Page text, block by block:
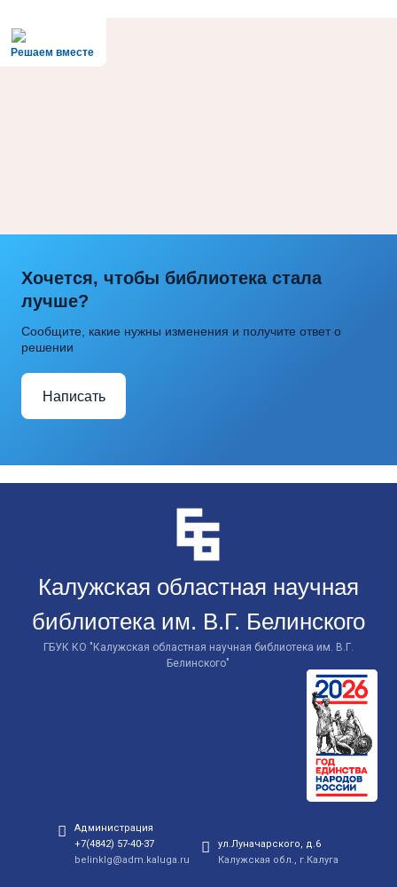
Решаем вместе
Хочется, чтобы библиотека стала
лучше?
Сообщите, какие нужны изменения и получите ответ о
решении
Написать
Калужская областная научная
библиотека им. В.Г. Белинского
ГБУК КО "Калужская областная научная библиотека им. В.Г.
Белинского"
Администрация
+7(4842) 57-40-37
belinklg@adm.kaluga.ru
ул.Луначарского, д.6
Калужская обл., г.Калуга